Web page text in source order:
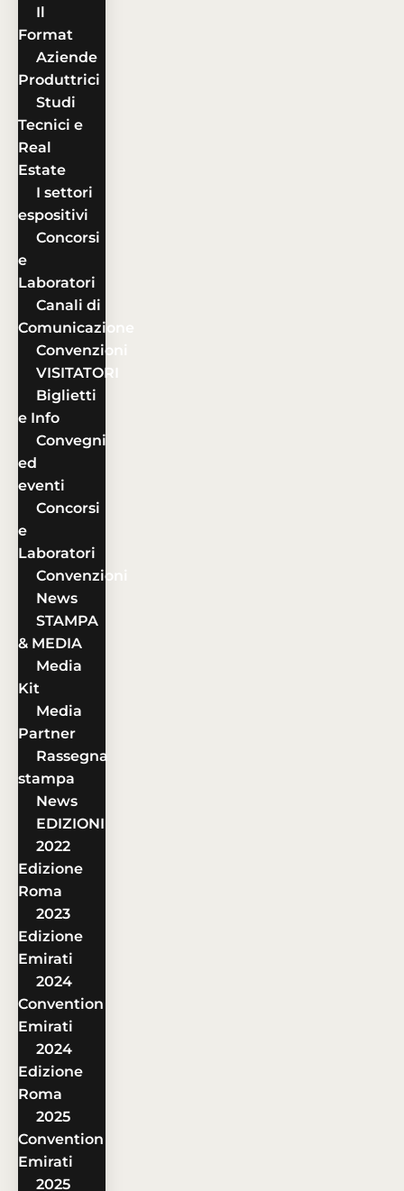
Il
Format
Aziende
Produttrici
Studi
Tecnici e
Real
Estate
I settori
espositivi
Concorsi
e
Laboratori
Canali di
Comunicazione
Convenzioni
VISITATORI
Biglietti
e Info
Convegni
ed
eventi
Concorsi
e
Laboratori
Convenzioni
News
STAMPA
& MEDIA
Media
Kit
Media
Partner
Rassegna
stampa
News
EDIZIONI
2022
Edizione
Roma
2023
Edizione
Emirati
2024
Convention
Emirati
2024
Edizione
Roma
2025
Convention
Emirati
2025